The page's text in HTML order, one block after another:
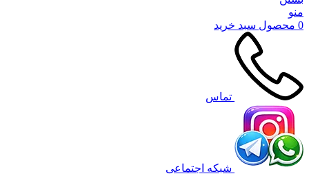
منو
0 محصول سبد خرید
تماس
شبکه اجتماعی